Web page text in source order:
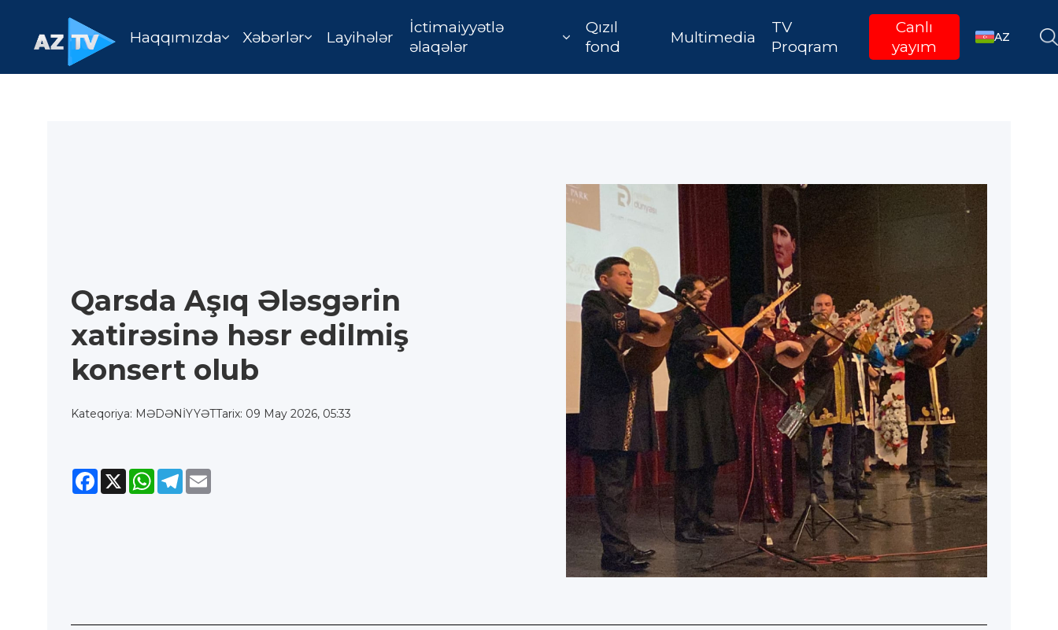
Haqqımızda Xəbərlər Layihələr
İctimaiyyətlə
əlaqələr
Qızıl
fond
Multimedia
TV
Proqram
Canlı
yayım
AZ
Qarsda Aşıq Ələsgərin
xatirəsinə həsr edilmiş
konsert olub
Kateqoriya: MƏDƏNİYYƏTTarix: 09 May 2026, 05:33
Facebook
X WhatsApp
Telegram